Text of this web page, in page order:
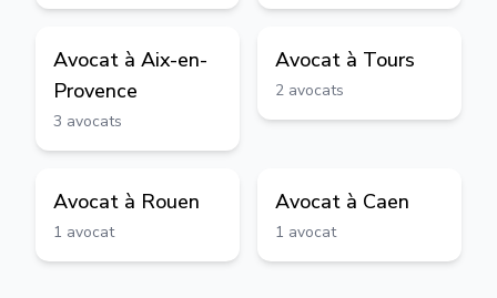
Avocat à Aix-en-
Provence
3 avocats
Avocat à Tours
2 avocats
Avocat à Rouen
1 avocat
Avocat à Caen
1 avocat